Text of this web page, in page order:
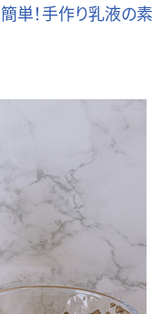
簡単！手作り乳液の素